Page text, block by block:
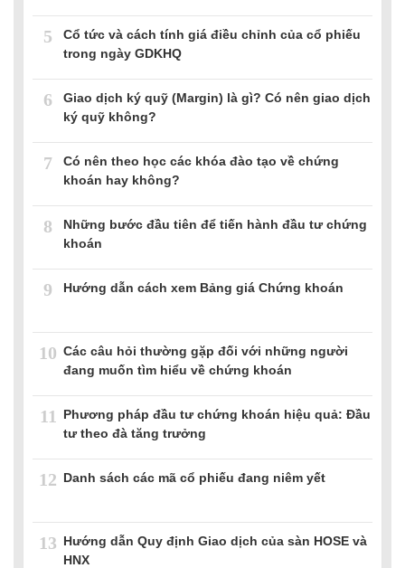
5
Cổ tức và cách tính giá điều chỉnh của cổ phiếu
trong ngày GDKHQ
6
Giao dịch ký quỹ (Margin) là gì? Có nên giao dịch
ký quỹ không?
7
Có nên theo học các khóa đào tạo về chứng
khoán hay không?
8
Những bước đầu tiên để tiến hành đầu tư chứng
khoán
9 Hướng dẫn cách xem Bảng giá Chứng khoán
10 Các câu hỏi thường gặp đối với những người
đang muốn tìm hiểu về chứng khoán
11
Phương pháp đầu tư chứng khoán hiệu quả: Đầu
tư theo đà tăng trưởng
12 Danh sách các mã cổ phiếu đang niêm yết
13 Hướng dẫn Quy định Giao dịch của sàn HOSE và
HNX